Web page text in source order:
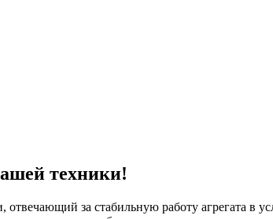
техники!
за стабильную работу агрегата в